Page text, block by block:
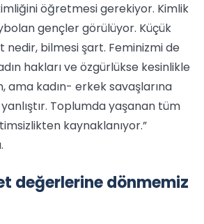
öğretmesi gerekiyor. Kimlik
gençler görülüyor. Küçük
bilmesi şart. Feminizmi de
hakları ve özgürlükse kesinlikle
ama kadın- erkek savaşlarına
Toplumda yaşanan tüm
kaynaklanıyor.”
değerlerine dönmemiz